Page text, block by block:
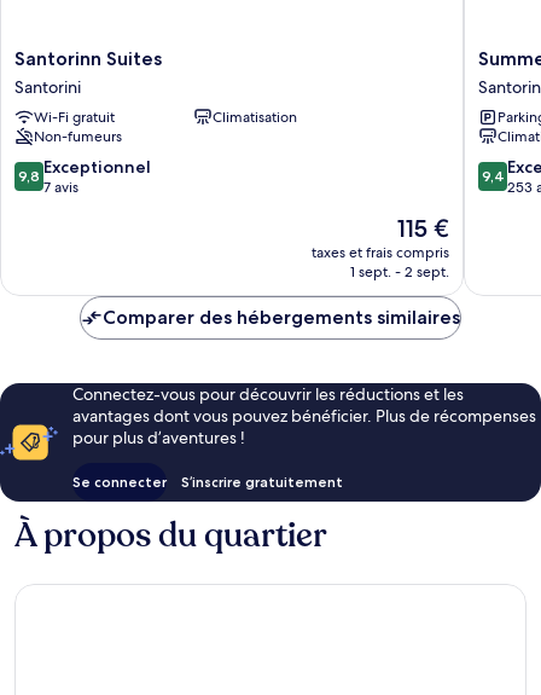
Santorinn
Suites
Santorini
Santorinn Suites
Santorini
Wi-Fi gratuit
Climatisation
Non-fumeurs
9.8
sur
9,8 Exceptionnel
7 avis
Le
nouveau
prix
de
115 €
taxes et frais compris
1 sept. - 2 sept.
Summer
Time
9.4
sur
9,4
253
Comparer des hébergements similaires
Connectez-vous pour découvrir les réductions et les
avantages dont vous pouvez bénéficier. Plus de récompenses
pour plus d’aventures !
Se connecter S’inscrire gratuitement
À propos du quartier